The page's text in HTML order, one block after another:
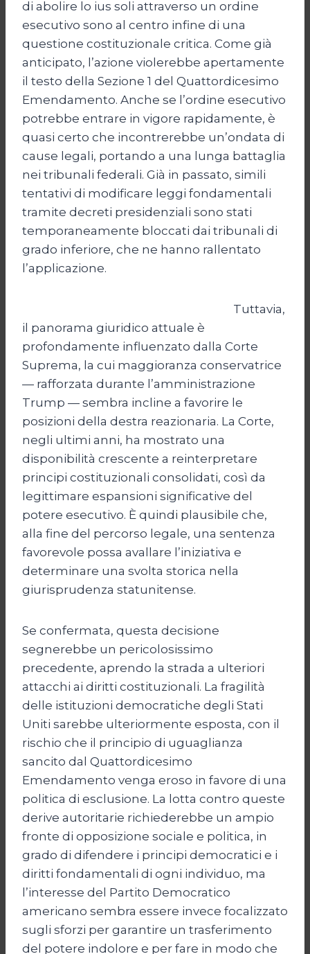
di abolire lo ius soli attraverso un ordine
esecutivo sono al centro infine di una
questione costituzionale critica. Come già
anticipato, l’azione violerebbe apertamente
il testo della Sezione 1 del Quattordicesimo
Emendamento. Anche se l’ordine esecutivo
potrebbe entrare in vigore rapidamente, è
quasi certo che incontrerebbe un’ondata di
cause legali, portando a una lunga battaglia
nei tribunali federali. Già in passato, simili
tentativi di modificare leggi fondamentali
tramite decreti presidenziali sono stati
temporaneamente bloccati dai tribunali di
grado inferiore, che ne hanno rallentato
l’applicazione.
Tuttavia,
il panorama giuridico attuale è
profondamente influenzato dalla Corte
Suprema, la cui maggioranza conservatrice
— rafforzata durante l’amministrazione
Trump — sembra incline a favorire le
posizioni della destra reazionaria. La Corte,
negli ultimi anni, ha mostrato una
disponibilità crescente a reinterpretare
principi costituzionali consolidati, così da
legittimare espansioni significative del
potere esecutivo. È quindi plausibile che,
alla fine del percorso legale, una sentenza
favorevole possa avallare l’iniziativa e
determinare una svolta storica nella
giurisprudenza statunitense.
Se confermata, questa decisione
segnerebbe un pericolosissimo
precedente, aprendo la strada a ulteriori
attacchi ai diritti costituzionali. La fragilità
delle istituzioni democratiche degli Stati
Uniti sarebbe ulteriormente esposta, con il
rischio che il principio di uguaglianza
sancito dal Quattordicesimo
Emendamento venga eroso in favore di una
politica di esclusione. La lotta contro queste
derive autoritarie richiederebbe un ampio
fronte di opposizione sociale e politica, in
grado di difendere i principi democratici e i
diritti fondamentali di ogni individuo, ma
l’interesse del Partito Democratico
americano sembra essere invece focalizzato
sugli sforzi per garantire un trasferimento
del potere indolore e per fare in modo che